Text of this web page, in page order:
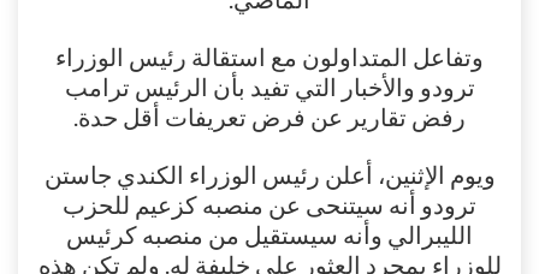
وتفاعل المتداولون مع استقالة رئيس الوزراء
ترودو والأخبار التي تفيد بأن الرئيس ترامب
رفض تقارير عن فرض تعريفات أقل حدة.
ويوم الإثنين، أعلن رئيس الوزراء الكندي جاستن
ترودو أنه سيتنحى عن منصبه كزعيم للحزب
الليبرالي وأنه سيستقيل من منصبه كرئيس
للوزراء بمجرد العثور على خليفة له. ولم تكن هذه